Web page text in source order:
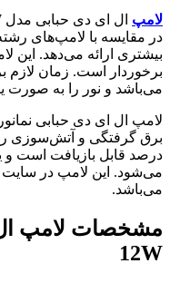
لامپ
بیشتری ارائه می‌دهد. این
می‌باشد و نور را به
درصد قابل بازیافت است
می‌شود. این لامپ در
می‌باشد.
مشخصات لامپ ال
12W